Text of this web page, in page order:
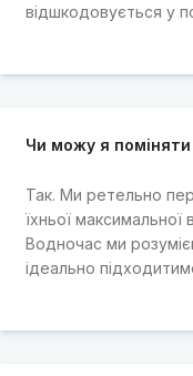
відшкодовується у
Чи можу я
Так. Ми ретельно
їхньої максимальної
Водночас ми
ідеально